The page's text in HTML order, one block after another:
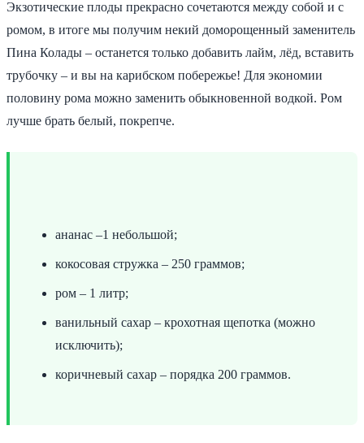
Экзотические плоды прекрасно сочетаются между собой и с
ромом, в итоге мы получим некий доморощенный заменитель
Пина Колады – останется только добавить лайм, лёд, вставить
трубочку – и вы на карибском побережье! Для экономии
половину рома можно заменить обыкновенной водкой. Ром
лучше брать белый, покрепче.
ананас –1 небольшой;
кокосовая стружка – 250 граммов;
ром – 1 литр;
ванильный сахар – крохотная щепотка (можно
исключить);
коричневый сахар – порядка 200 граммов.